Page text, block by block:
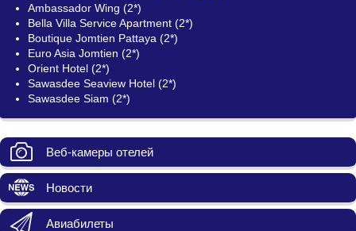
Ambassador Wing (2*)
Bella Villa Service Apartment (2*)
Boutique Jomtien Pattaya (2*)
Euro Asia Jomtien (2*)
Orient Hotel (2*)
Sawasdee Seaview Hotel (2*)
Sawasdee Siam (2*)
Веб-камеры отелей
Новости
Авиабилеты